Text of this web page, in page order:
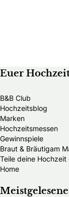
Euer
B&B Club
Hochzeitsblog
Marken
Hochzeitsmessen
Gewinnspiele
Braut & Bräutigam
Teile deine
Home